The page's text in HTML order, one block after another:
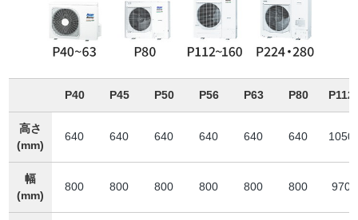
P40 P45 P50 P56 P63 P80 P112
高さ
(mm)
640 640 640 640 640 640 1050
幅
(mm)
800 800 800 800 800 800 970